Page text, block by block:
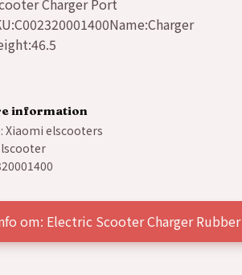
Charger Port
information
Xiaomi elscooters
om: Electric Scooter Charger Rubber